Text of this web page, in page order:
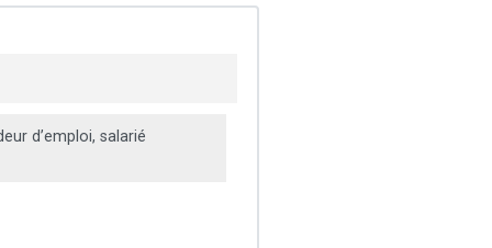
d’emploi, salarié